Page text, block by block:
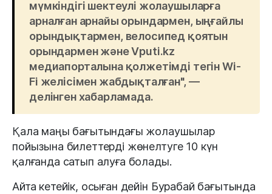
мүмкіндігі шектеулі жолаушыларға
арналған арнайы орындармен, ыңғайлы
орындықтармен, велосипед қоятын
орындармен және Vputi.kz
медиапорталына қолжетімді тегін Wi-
Fi желісімен жабдықталған", —
делінген хабарламада.
Қала маңы бағытындағы жолаушылар
пойызына билеттерді жөнелтуге 10 күн
қалғанда сатып алуға болады.
Айта кетейік, осыған дейін Бурабай бағытында